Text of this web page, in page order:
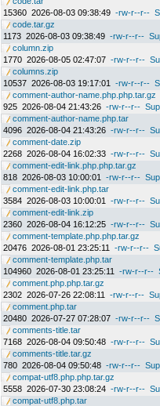
15360 2026-08-03 09:38:49 -rw-r--r--
code.tar.gz
1173 2026-08-03 09:38:49 -rw-r--r--
column.zip
1770 2026-08-05 02:47:07 -rw-r--r--
columns.zip
10537 2026-08-03 19:17:01 -rw-r--r--
comment-author-name.php.php.tar.gz
925 2026-08-04 21:43:26 -rw-r--r--
comment-author-name.php.tar
4096 2026-08-04 21:43:26 -rw-r--r--
comment-date.zip
2268 2026-08-04 16:02:33 -rw-r--r--
comment-edit-link.php.php.tar.gz
818 2026-08-03 10:00:01 -rw-r--r--
comment-edit-link.php.tar
3584 2026-08-03 10:00:01 -rw-r--r--
comment-edit-link.zip
2360 2026-08-04 16:12:25 -rw-r--r--
comment-template.php.php.tar.gz
20476 2026-08-01 23:25:11 -rw-r--r--
comment-template.php.tar
104960 2026-08-01 23:25:11 -rw-r--r--
comment.php.php.tar.gz
2302 2026-07-26 22:08:11 -rw-r--r--
comment.php.tar
20480 2026-07-27 07:28:07 -rw-r--r--
comments-title.tar
7168 2026-08-04 09:50:48 -rw-r--r--
comments-title.tar.gz
780 2026-08-04 09:50:48 -rw-r--r--
compat-utf8.php.php.tar.gz
5558 2026-07-30 23:08:24 -rw-r--r--
compat-utf8.php.tar